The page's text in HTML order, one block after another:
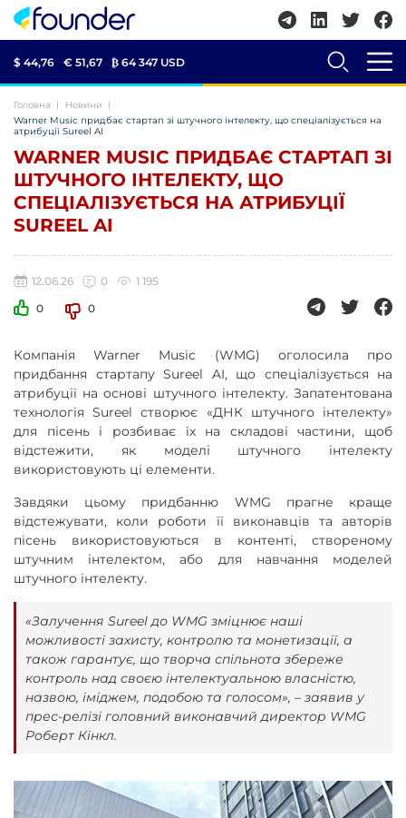
$ 44,76 € 51,67 ₿ 64 347 USD
Головна
Новини
Warner Music придбає стартап зі штучного інтелекту, що спеціалізується на
атрибуції Sureel AI
WARNER MUSIC ПРИДБАЄ СТАРТАП ЗІ
ШТУЧНОГО ІНТЕЛЕКТУ, ЩО
СПЕЦІАЛІЗУЄТЬСЯ НА АТРИБУЦІЇ
SUREEL AI
12.06.26 0
1 195
0
0
Компанія Warner Music (WMG) оголосила про
придбання стартапу Sureel AI, що спеціалізується на
атрибуції на основі штучного інтелекту. Запатентована
технологія Sureel створює «ДНК штучного інтелекту»
для пісень і розбиває їх на складові частини, щоб
відстежити, як моделі штучного інтелекту
використовують ці елементи.
Завдяки цьому придбанню WMG прагне краще
відстежувати, коли роботи її виконавців та авторів
пісень використовуються в контенті, створеному
штучним інтелектом, або для навчання моделей
штучного інтелекту.
«Залучення Sureel до WMG зміцнює наші
можливості захисту, контролю та монетизації, а
також гарантує, що творча спільнота збереже
контроль над своєю інтелектуальною власністю,
назвою, іміджем, подобою та голосом», – заявив у
прес-релізі головний виконавчий директор WMG
Роберт Кінкл.